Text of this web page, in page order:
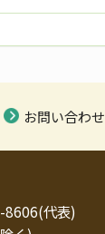
お問い合わせ
代表)